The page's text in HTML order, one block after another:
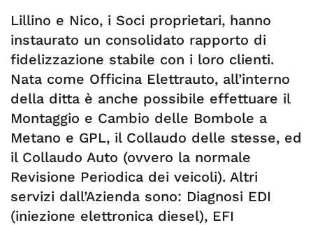
Lillino e Nico, i Soci proprietari, hanno
instaurato un consolidato rapporto di
fidelizzazione stabile con i loro clienti.
Nata come Officina Elettrauto, all’interno
della ditta è anche possibile effettuare il
Montaggio e Cambio delle Bombole a
Metano e GPL, il Collaudo delle stesse, ed
il Collaudo Auto (ovvero la normale
Revisione Periodica dei veicoli). Altri
servizi dall’Azienda sono: Diagnosi EDI
(iniezione elettronica diesel), EFI